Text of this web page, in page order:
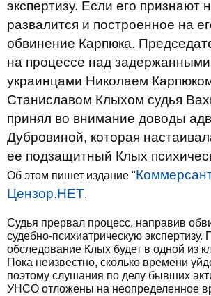
экспертизу. Если его признают
развалится и построенное на
обвинение Карпюка.
на процессе над
украинцами Николаем
Станиславом Клыхом судья
принял во внимание доводы
Дубровиной, которая
ее подзащитный Клых
Об этом пишет издание "
Цензор.НЕТ.
Судья прервал процесс, направив
судебно-психиатрическую экспертизу.
обследование Клых будет в одной из
Пока неизвестно, сколько времени
поэтому слушания по делу бывших
УНСО отложены на неопределенное